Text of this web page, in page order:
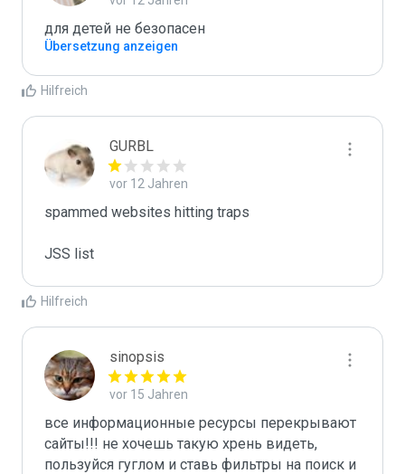
для детей не безопасен
Übersetzung anzeigen
Hilfreich
GURBL
vor 12 Jahren
spammed websites hitting traps
JSS list
Hilfreich
sinopsis
vor 15 Jahren
все информационные ресурсы перекрывают
сайты!!! не хочешь такую хрень видеть,
пользуйся гуглом и ставь фильтры на поиск и